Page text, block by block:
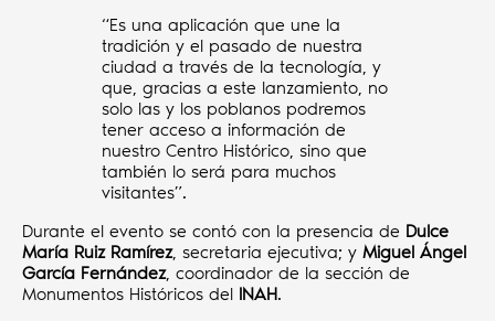
“Es una aplicación que une la
tradición y el pasado de nuestra
ciudad a través de la tecnología, y
que, gracias a este lanzamiento, no
solo las y los poblanos podremos
tener acceso a información de
nuestro Centro Histórico, sino que
también lo será para muchos
visitantes”.
Durante el evento se contó con la presencia de Dulce
María Ruiz Ramírez, secretaria ejecutiva; y Miguel Ángel
García Fernández, coordinador de la sección de
Monumentos Históricos del INAH.